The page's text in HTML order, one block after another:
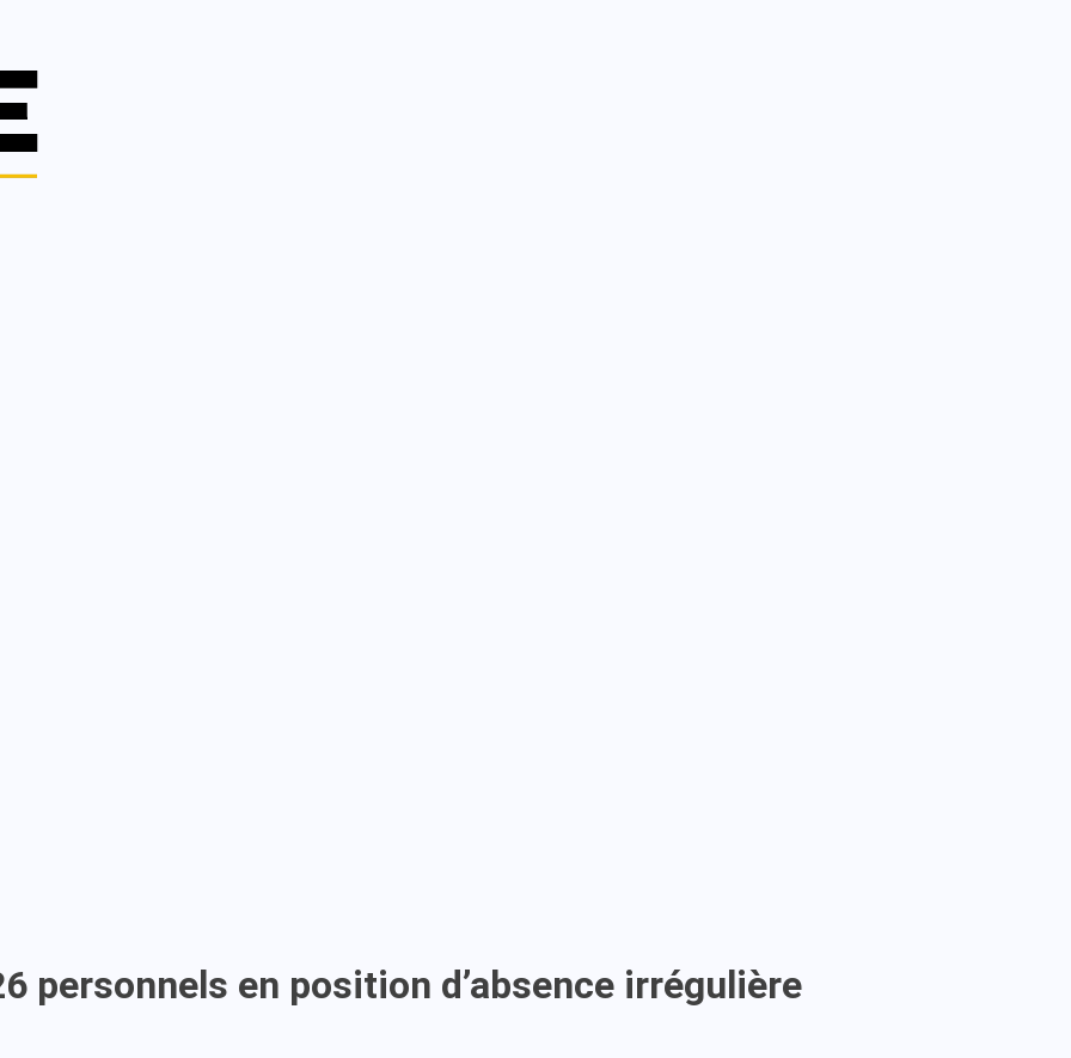
personnels en position d’absence irrégulière